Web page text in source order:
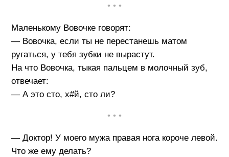
• • •
Маленькому Вовочке говорят:
— Вовочка, если ты не перестанешь матом
ругаться, у тебя зубки не вырастут.
На что Вовочка, тыкая пальцем в молочный зуб,
отвечает:
— А это сто, х#й, сто ли?
• • •
— Доктор! У моего мужа правая нога короче левой.
Что же ему делать?